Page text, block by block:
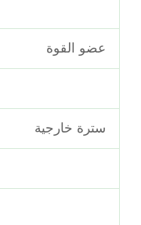
عضو القوة
سترة خارجية